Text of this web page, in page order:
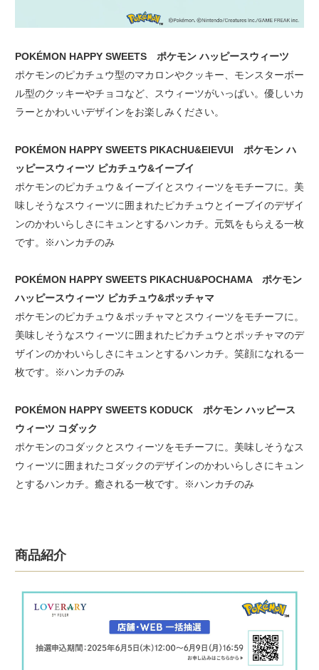
POKÉMON HAPPY SWEETS ポケモン ハッピースウィーツ
ポケモンのピカチュウ型のマカロンやクッキー、モンスターボー
ル型のクッキーやチョコなど、スウィーツがいっぱい。優しいカ
ラーとかわいいデザインをお楽しみください。
POKÉMON HAPPY SWEETS PIKACHU&EIEVUI ポケモン ハ
ッピースウィーツ ピカチュウ&イーブイ
ポケモンのピカチュウ＆イーブイとスウィーツをモチーフに。美
味しそうなスウィーツに囲まれたピカチュウとイーブイのデザイ
ンのかわいらしさにキュンとするハンカチ。元気をもらえる一枚
です。※ハンカチのみ
POKÉMON HAPPY SWEETS PIKACHU&POCHAMA ポケモン
ハッピースウィーツ ピカチュウ&ポッチャマ
ポケモンのピカチュウ＆ポッチャマとスウィーツをモチーフに。
美味しそうなスウィーツに囲まれたピカチュウとポッチャマのデ
ザインのかわいらしさにキュンとするハンカチ。笑顔になれる一
枚です。※ハンカチのみ
POKÉMON HAPPY SWEETS KODUCK ポケモン ハッピース
ウィーツ コダック
ポケモンのコダックとスウィーツをモチーフに。美味しそうなス
ウィーツに囲まれたコダックのデザインのかわいらしさにキュン
とするハンカチ。癒される一枚です。※ハンカチのみ
商品紹介